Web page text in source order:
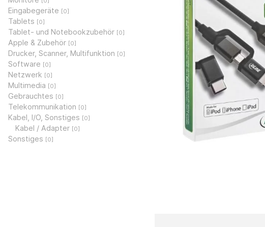
Eingabegeräte [0]
Tablets [0]
Tablet- und Notebookzubehör [0]
Apple & Zubehör [0]
Drucker, Scanner, Multifunktion [0]
Software [0]
Netzwerk [0]
Multimedia [0]
Gebrauchtes [0]
Telekommunikation [0]
Kabel, I/O, Sonstiges [0]
Kabel / Adapter [0]
Sonstiges [0]